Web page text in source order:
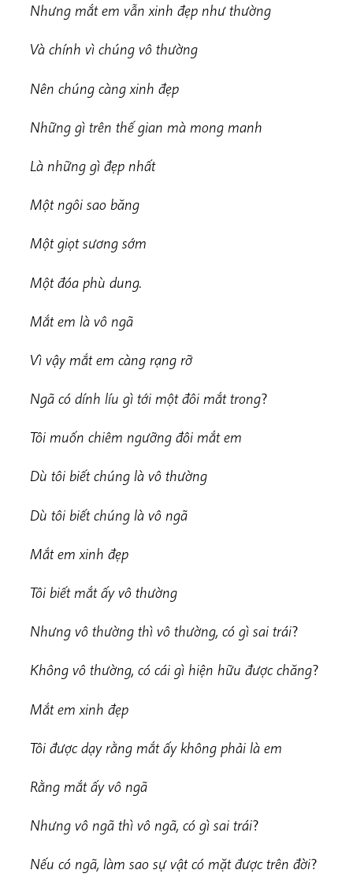
Nhưng mắt em vẫn xinh đẹp như thường
Và chính vì chúng vô thường
Nên chúng càng xinh đẹp
Những gì trên thế gian mà mong manh
Là những gì đẹp nhất
Một ngôi sao băng
Một giọt sương sớm
Một đóa phù dung.
Mắt em là vô ngã
Vì vậy mắt em càng rạng rỡ
Ngã có dính líu gì tới một đôi mắt trong?
Tôi muốn chiêm ngưỡng đôi mắt em
Dù tôi biết chúng là vô thường
Dù tôi biết chúng là vô ngã
Mắt em xinh đẹp
Tôi biết mắt ấy vô thường
Nhưng vô thường thì vô thường, có gì sai trái?
Không vô thường, có cái gì hiện hữu được chăng?
Mắt em xinh đẹp
Tôi được dạy rằng mắt ấy không phải là em
Rằng mắt ấy vô ngã
Nhưng vô ngã thì vô ngã, có gì sai trái?
Nếu có ngã, làm sao sự vật có mặt được trên đời?